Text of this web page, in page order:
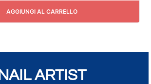
AGGIUNGI AL CARRELLO
NAIL ARTIST